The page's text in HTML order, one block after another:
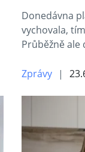
Donedávna
vychovala,
Průběžně ale
Zprávy